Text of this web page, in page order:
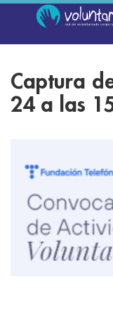
Captura
24 a las